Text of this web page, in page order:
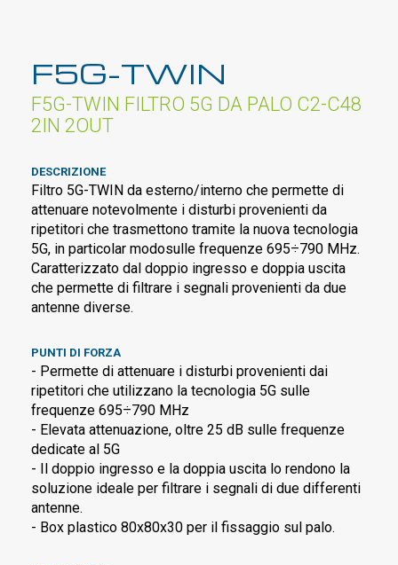
F5G-TWIN
F5G-TWIN FILTRO 5G DA PALO C2-C48
2IN 2OUT
DESCRIZIONE
Filtro 5G-TWIN da esterno/interno che permette di
attenuare notevolmente i disturbi provenienti da
ripetitori che trasmettono tramite la nuova tecnologia
5G, in particolar modosulle frequenze 695÷790 MHz.
Caratterizzato dal doppio ingresso e doppia uscita
che permette di filtrare i segnali provenienti da due
antenne diverse.
PUNTI DI FORZA
- Permette di attenuare i disturbi provenienti dai
ripetitori che utilizzano la tecnologia 5G sulle
frequenze 695÷790 MHz
- Elevata attenuazione, oltre 25 dB sulle frequenze
dedicate al 5G
- Il doppio ingresso e la doppia uscita lo rendono la
soluzione ideale per filtrare i segnali di due differenti
antenne.
- Box plastico 80x80x30 per il fissaggio sul palo.